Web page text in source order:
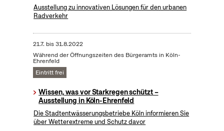
Ausstellung zu innovativen Lösungen für den urbanen
Radverkehr
21.7. bis31.8.2022
Während der Öffnungszeiten des Bürgeramts in Köln-
Ehrenfeld
Eintritt frei
Wissen, was vor Starkregen schützt –
Ausstellung in Köln-Ehrenfeld
Die Stadtentwässerungsbetriebe Köln informieren Sie
über Wetterextreme und Schutz davor